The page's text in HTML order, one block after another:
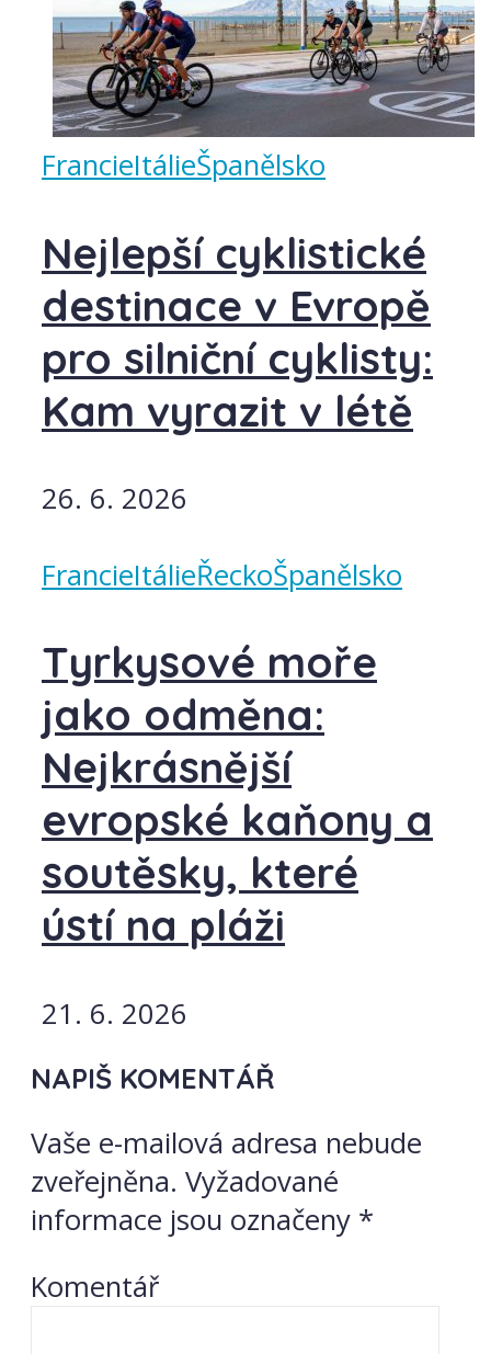
FrancieItálieŠpanělsko
Nejlepší cyklistické
destinace v Evropě
pro silniční cyklisty:
Kam vyrazit v létě
26. 6. 2026
FrancieItálieŘeckoŠpanělsko
Tyrkysové moře
jako odměna:
Nejkrásnější
evropské kaňony a
soutěsky, které
ústí na pláži
21. 6. 2026
NAPIŠ KOMENTÁŘ
Vaše e-mailová adresa nebude
zveřejněna. Vyžadované
informace jsou označeny *
Komentář